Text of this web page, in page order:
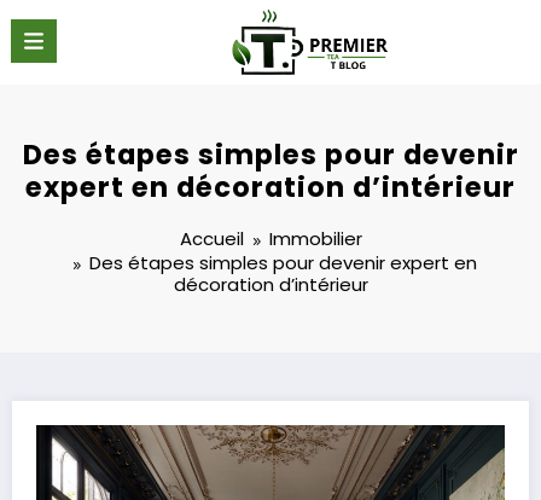
contenu
Des étapes simples pour devenir
expert en décoration d’intérieur
Accueil
Immobilier
Des étapes simples pour devenir expert en
décoration d’intérieur